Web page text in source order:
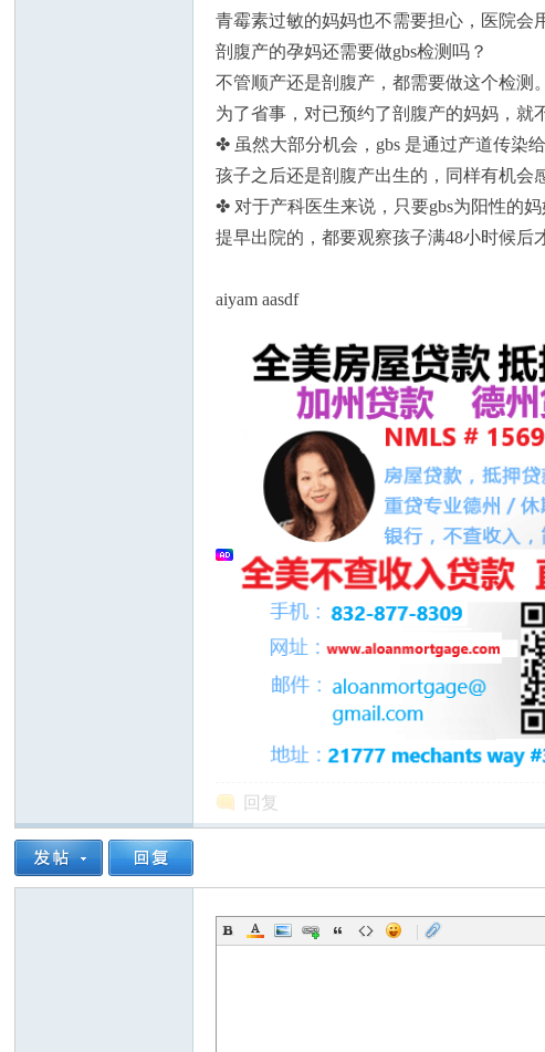
网
青霉素过敏的妈妈也不需要担心，医院会
剖腹产的孕妈还需要做gbs检测吗？
不管顺产还是剖腹产，都需要做这个检
为了省事，对已预约了剖腹产的妈妈，就
✤ 虽然大部分机会，gbs 是通过产道传染
孩子之后还是剖腹产出生的，同样有机会感
✤ 对于产科医生来说，只要gbs为阳性的
提早出院的，都要观察孩子满48小时候后
aiyam aasdf
回复
|